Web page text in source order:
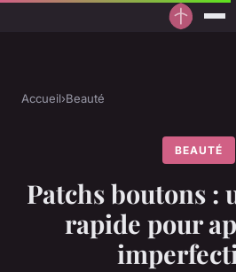
Accueil›Beauté
BEAUTÉ
Patchs boutons :
rapide pour